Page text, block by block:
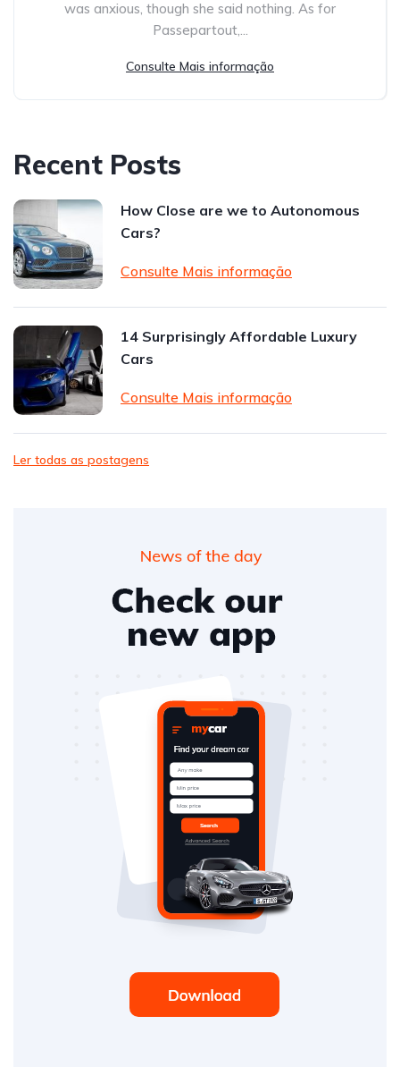
was anxious, though she said nothing. As for
Passepartout,...
Consulte Mais informação
Recent Posts
How Close are we to Autonomous
Cars?
Consulte Mais informação
14 Surprisingly Affordable Luxury
Cars
Consulte Mais informação
Ler todas as postagens